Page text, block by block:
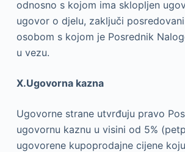
odnosno s kojom ima sklopljen
ugovor o djelu, zaključi
osobom s kojom je Posrednik
u vezu.
X.Ugovorna kazna
Ugovorne strane utvrđuju pravo
ugovornu kaznu u visini od 5%
ugovorene kupoprodajne cijene